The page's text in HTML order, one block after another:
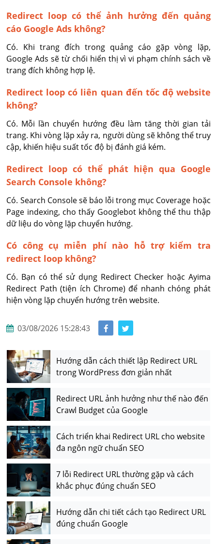
Redirect loop có thể ảnh hưởng đến quảng
cáo Google Ads không?
Có. Khi trang đích trong quảng cáo gặp vòng lặp,
Google Ads sẽ từ chối hiển thị vì vi phạm chính sách về
trang đích không hợp lệ.
Redirect loop có liên quan đến tốc độ website
không?
Có. Mỗi lần chuyển hướng đều làm tăng thời gian tải
trang. Khi vòng lặp xảy ra, người dùng sẽ không thể truy
cập, khiến hiệu suất tốc độ bị đánh giá kém.
Redirect loop có thể phát hiện qua Google
Search Console không?
Có. Search Console sẽ báo lỗi trong mục Coverage hoặc
Page indexing, cho thấy Googlebot không thể thu thập
dữ liệu do vòng lặp chuyển hướng.
Có công cụ miễn phí nào hỗ trợ kiểm tra
redirect loop không?
Có. Bạn có thể sử dụng Redirect Checker hoặc Ayima
Redirect Path (tiện ích Chrome) để nhanh chóng phát
hiện vòng lặp chuyển hướng trên website.
03/08/2026 15:28:43
Hướng dẫn cách thiết lập Redirect URL
trong WordPress đơn giản nhất
Redirect URL ảnh hưởng như thế nào đến
Crawl Budget của Google
Cách triển khai Redirect URL cho website
đa ngôn ngữ chuẩn SEO
7 lỗi Redirect URL thường gặp và cách
khắc phục đúng chuẩn SEO
Hướng dẫn chi tiết cách tạo Redirect URL
đúng chuẩn Google